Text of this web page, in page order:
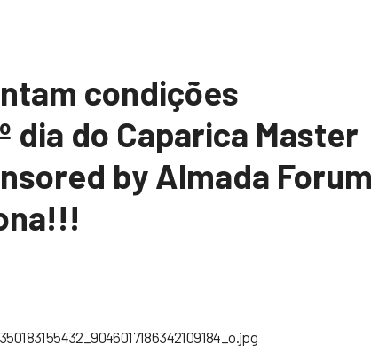
condições
dia do Caparica Master
by Almada